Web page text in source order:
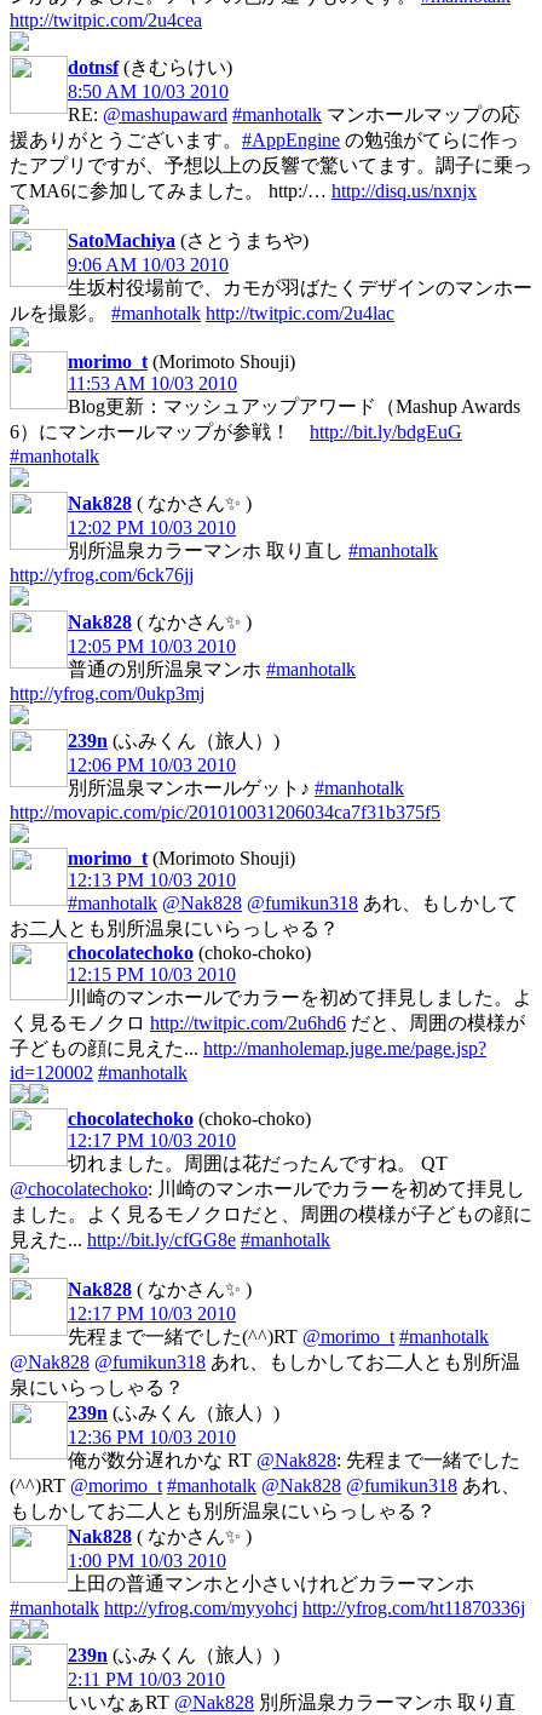
http://twitpic.com/2u4cea
dotnsf(きむらけい)
8:50 AM 10/03 2010
RE: @mashupaward #manhotalk マンホールマップの応
援ありがとうございます。 #AppEngine の勉強がてらに作っ
たアプリですが、予想以上の反響で驚いてます。調子に乗っ
てMA6に参加してみました。 http:/… http://disq.us/nxnjx
SatoMachiya (さとうまちや)
9:06 AM 10/03 2010
生坂村役場前で、カモが羽ばたくデザインのマンホー
ルを撮影。 #manhotalk http://twitpic.com/2u4lac
morimo_t (Morimoto Shouji)
11:53 AM 10/03 2010
Blog更新：マッシュアップアワード（Mashup Awards
6）にマンホールマップが参戦！ http://bit.ly/bdgEuG
#manhotalk
Nak828 ( なかさん✨ )
12:02 PM 10/03 2010
別所温泉カラーマンホ 取り直し #manhotalk
http://yfrog.com/6ck76jj
Nak828 ( なかさん✨ )
12:05 PM 10/03 2010
普通の別所温泉マンホ #manhotalk
http://yfrog.com/0ukp3mj
239n (ふみくん（旅人）)
12:06 PM 10/03 2010
別所温泉マンホールゲット♪ #manhotalk
http://movapic.com/pic/201010031206034ca7f31b375f5
morimo_t (Morimoto Shouji)
12:13 PM 10/03 2010
#manhotalk @Nak828 @fumikun318 あれ、もしかして
お二人とも別所温泉にいらっしゃる？
chocolatechoko (choko-choko)
12:15 PM 10/03 2010
川崎のマンホールでカラーを初めて拝見しました。よ
く見るモノクロ http://twitpic.com/2u6hd6 だと、周囲の模様が
子どもの顔に見えた... http://manholemap.juge.me/page.jsp?
id=120002 #manhotalk
chocolatechoko (choko-choko)
12:17 PM 10/03 2010
切れました。周囲は花だったんですね。 QT
@chocolatechoko: 川崎のマンホールでカラーを初めて拝見し
ました。よく見るモノクロだと、周囲の模様が子どもの顔に
見えた... http://bit.ly/cfGG8e #manhotalk
Nak828 ( なかさん✨ )
12:17 PM 10/03 2010
先程まで一緒でした(^^)RT @morimo_t #manhotalk
@Nak828 @fumikun318 あれ、もしかしてお二人とも別所温
泉にいらっしゃる？
239n (ふみくん（旅人）)
12:36 PM 10/03 2010
俺が数分遅れかな RT @Nak828: 先程まで一緒でした
(^^)RT @morimo_t #manhotalk @Nak828 @fumikun318 あれ、
もしかしてお二人とも別所温泉にいらっしゃる？
Nak828 ( なかさん✨ )
1:00 PM 10/03 2010
上田の普通マンホと小さいけれどカラーマンホ
#manhotalk http://yfrog.com/myyohcj http://yfrog.com/ht11870336j
239n (ふみくん（旅人）)
2:11 PM 10/03 2010
いいなぁRT @Nak828 別所温泉カラーマンホ 取り直